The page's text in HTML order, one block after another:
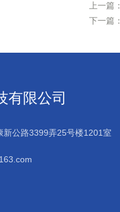
上一篇
下一篇
有限公司
新公路3399弄25号楼1201室